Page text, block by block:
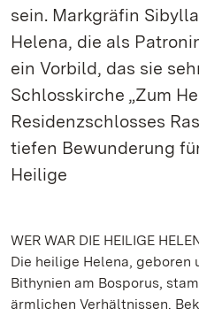
sein. Markgräfin
Helena, die als
ein Vorbild, das sie
Schlosskirche „Zum
Residenzschlosses
tiefen Bewunderung
Heilige
WER WAR DIE HEILIGE
Die heilige Helena, geboren
Bithynien am Bosporus,
ärmlichen Verhältnissen.